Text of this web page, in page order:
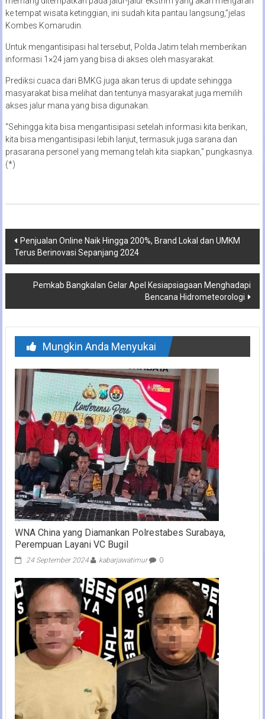
ke tempat wisata ketinggian, ini sudah kita pantau langsung,”jelas
Kombes Komarudin.
Untuk mengantisipasi hal tersebut, Polda Jatim telah memberikan
informasi 1×24 jam yang bisa di akses oleh masyarakat.
Prediksi cuaca dari BMKG juga akan terus di update sehingga
masyarakat bisa melihat dan tentunya masyarakat juga memilih
akses jalur mana yang bisa digunakan.
“Sehingga kita bisa mengantisipasi setelah informasi kita berikan,
kita bisa mengantisipasi lebih lanjut, termasuk juga sarana dan
prasarana personel yang memang telah kita siapkan,” pungkasnya.
(*)
Navigasi
pos
Penjualan Online Naik Hingga 200%, Brand Lokal dan UMKM
Terus Berinovasi Sepanjang 2024
Pemkab Bangkalan Gelar Apel Kesiapsiagaan Menghadapi
Bencana Hidrometeorologi
Mungkin Anda Menyukai
WNA China yang Diamankan Polrestabes Surabaya,
Perempuan Layani VC Bugil
24 September 2024 kabarjawatimur 0